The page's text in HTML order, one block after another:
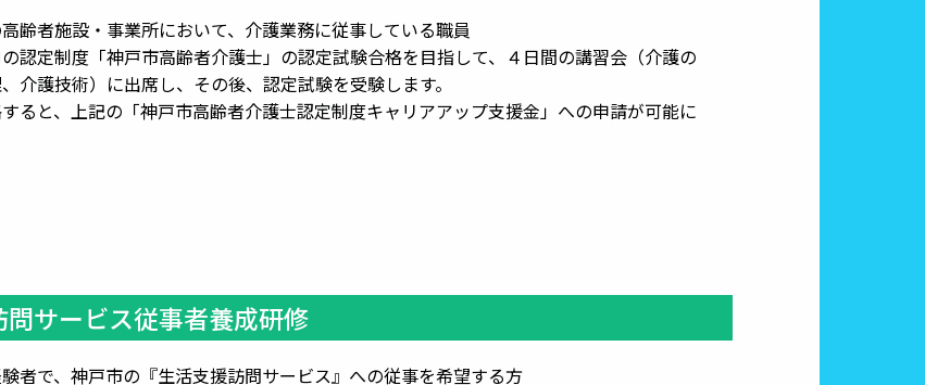
齢者施設・事業所において、介護業務に従事している職員
認定制度「神戸市高齢者介護士」の認定試験合格を目指して、４日間の講習会（介護の
技術）に出席し、その後、認定試験を受験します。
、上記の「神戸市高齢者介護士認定制度キャリアアップ支援金」への申請が可能に
問サービス従事者養成研修
者で、神戸市の『生活支援訪問サービス』への従事を希望する方